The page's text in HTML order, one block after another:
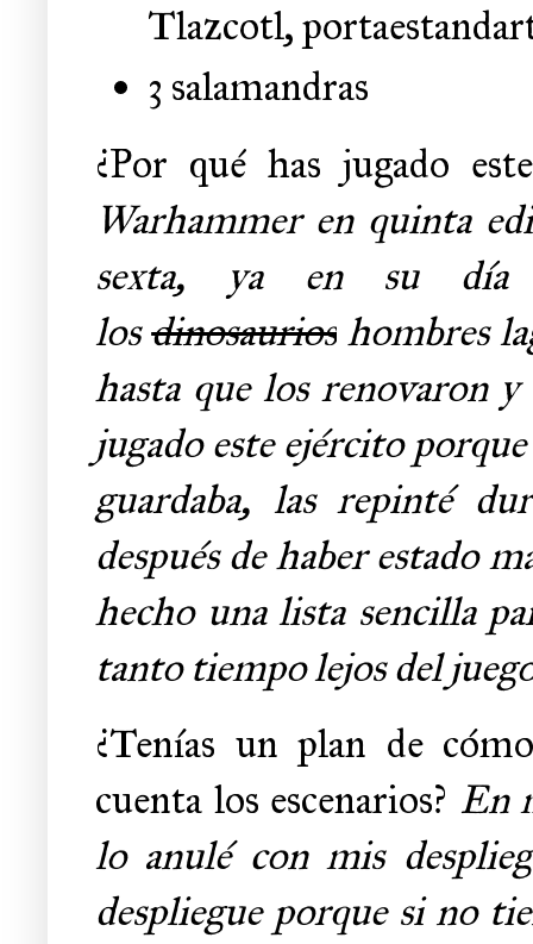
Tlazcotl,
3 salamandras
¿Por qué has jugado
Warhammer en quinta
sexta, ya en su día
losdinosaurios hombres
hasta que los renovaron
jugado este ejército
guardaba, las repinté
después de haber estado
hecho una lista sencilla
tanto tiempo lejos del
¿Tenías un plan de
cuenta los escenarios? En
lo anulé con mis
despliegue porque si no